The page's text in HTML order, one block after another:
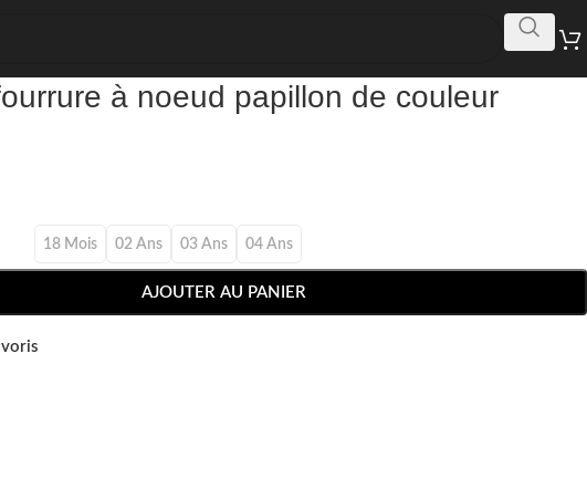
à noeud papillon de couleur
18 Mois 02 Ans 03 Ans 04 Ans
AJOUTER AU PANIER